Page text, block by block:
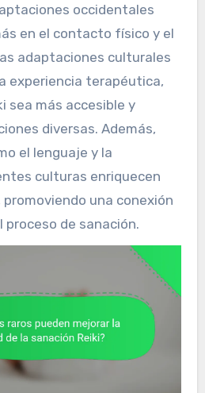
occidentales
en el contacto físico y el
adaptaciones culturales
experiencia terapéutica,
sea más accesible y
diversas. Además,
el lenguaje y la
culturas enriquecen
una conexión
de sanación.